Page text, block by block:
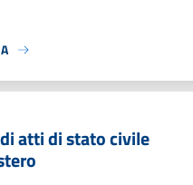
atti di stato civile